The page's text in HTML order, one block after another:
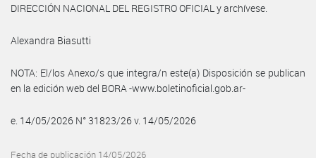
DIRECCIÓN NACIONAL DEL REGISTRO OFICIAL y archívese.
Alexandra Biasutti
NOTA: El/los Anexo/s que integra/n este(a) Disposición se publican
en la edición web del BORA -www.boletinoficial.gob.ar-
e. 14/05/2026 N° 31823/26 v. 14/05/2026
Fecha de publicación 14/05/2026